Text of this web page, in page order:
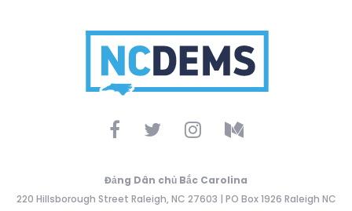
Đảng Dân chủ Bắc Carolina
220 Hillsborough Street Raleigh, NC 27603 | PO Box 1926 Raleigh NC